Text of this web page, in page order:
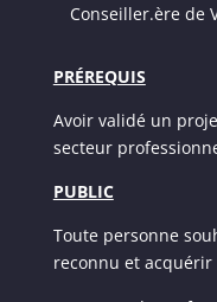
Conseiller.ère de
PRÉREQUIS
Avoir validé un
secteur
PUBLIC
Toute personne
reconnu et